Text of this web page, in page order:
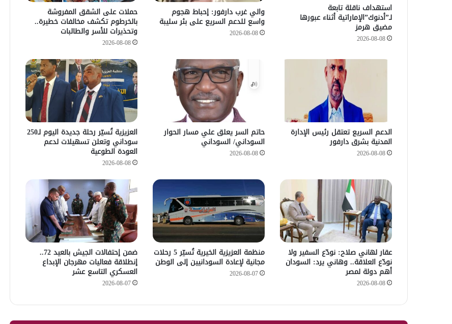
استهداف ناقلة تابعة
لـ”أدنوك”الإماراتية أثناء عبورها
مضيق هرمز
2026-08-08
والي غرب دارفور: إحباط هجوم
واسع للدعم السريع على بئر سليبة
2026-08-08
حملات على الشقق المفروشة
بالخرطوم تكشف مخالفات خطيرة..
وتحذيرات للأسر والطالبات
2026-08-08
الدعم السريع تعتقل رئيس الإدارة
المدنية بشرق دارفور
2026-08-08
حاتم السر يعلق علي مسار الحوار
السوداني/ السوداني
2026-08-08
العزيزية تُسيّر رحلة جديدة اليوم لـ250
سوداني وتعلن تسهيلات لدعم
العودة الطوعية
2026-08-08
عقار لهاني صلاح: نودّع السفير ولا
نودّع العلاقة.. وهاني يرد: السودان
أهم دولة لمصر
2026-08-08
منظمة العزيزية الخيرية تُسيّر 5 رحلات
مجانية لإعادة السودانيين إلى الوطن
2026-08-07
ضمن إحتفالات الجيش بالعيد 72..
إنطلاقة فعاليات مهرجان الإبداع
العسكري التاسع عشر
2026-08-07